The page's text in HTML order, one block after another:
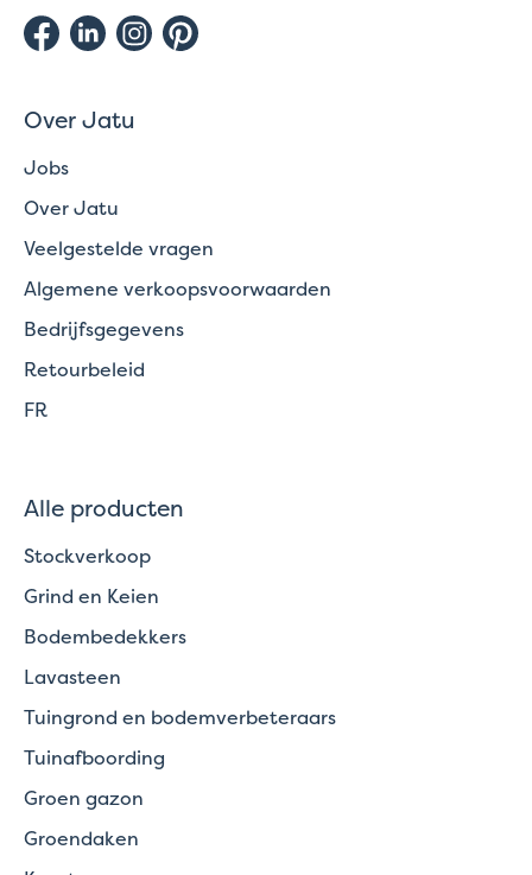
Over Jatu
Jobs
Over Jatu
Veelgestelde vragen
Algemene verkoopsvoorwaarden
Bedrijfsgegevens
Retourbeleid
FR
Alle producten
Stockverkoop
Grind en Keien
Bodembedekkers
Lavasteen
Tuingrond en bodemverbeteraars
Tuinafboording
Groen gazon
Groendaken